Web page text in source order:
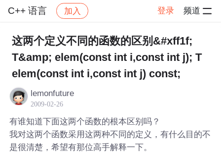
C++ 语言 加入 登录 频道
社区 C++ 语言 帖子详情
这两个定义不同的函数的区别&#xff1f;
T&amp; elem(const int i,const int j); T
elem(const int i,const int j) const;
lemonfuture
2009-02-26
有谁知道下面这两个函数的根本区别吗？
我对这两个函数采用这两种不同的定义，有什么目的不
是很清楚，希望有那位高手解释一下。